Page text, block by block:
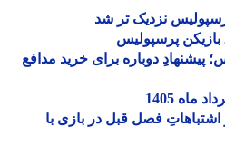
نزدیک تر شد
دوباره برای خرید مدافع
فصل قبل در بازی با